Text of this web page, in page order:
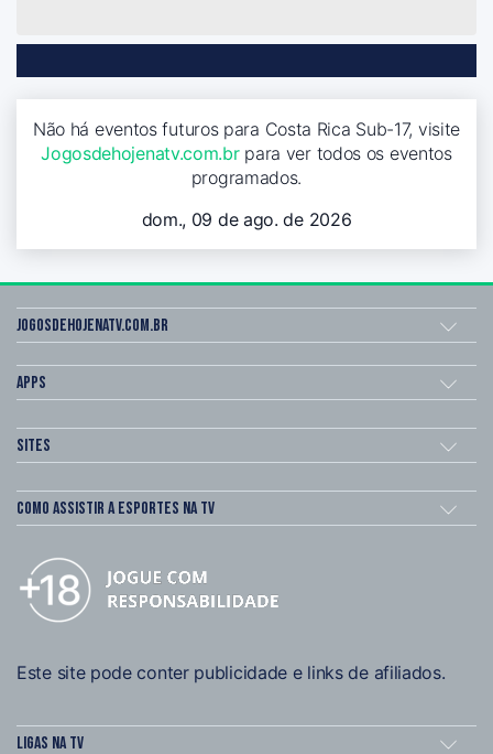
Não há eventos futuros para Costa Rica Sub-17, visite
Jogosdehojenatv.com.brpara ver todos os eventos
programados.
dom., 09 de ago. de 2026
Jogosdehojenatv.com.br
Apps
Sites
Como assistir a esportes na TV
Este site pode conter publicidade e links de afiliados.
Ligas na TV